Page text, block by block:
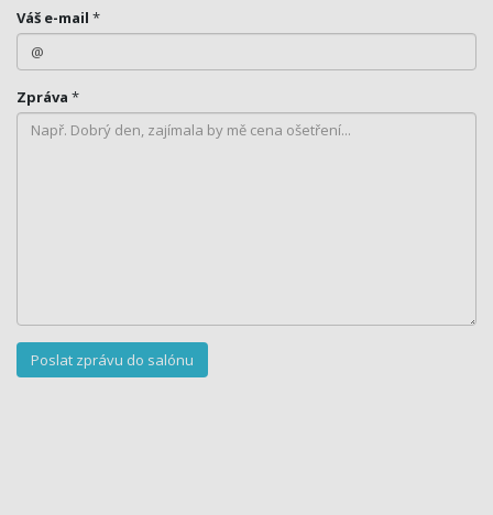
Váš e-mail *
Zpráva *